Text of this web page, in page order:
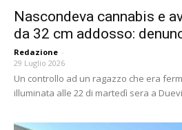
Nascondeva cannabis e
da 32 cm addosso:
Redazione -
29 Luglio 2026
Un controllo ad un ragazzo che era
illuminata alle 22 di martedì sera a